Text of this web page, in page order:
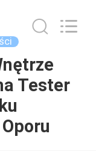
Tester